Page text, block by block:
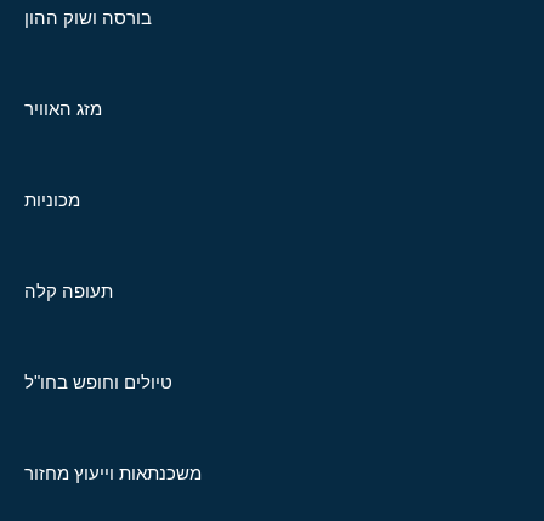
בורסה ושוק ההון
מזג האוויר
מכוניות
תעופה קלה
טיולים וחופש בחו"ל
משכנתאות וייעוץ מחזור